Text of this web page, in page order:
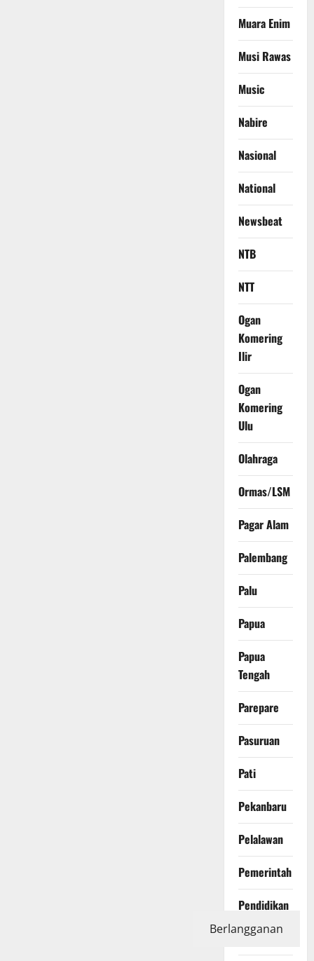
Muara Enim
Musi Rawas
Music
Nabire
Nasional
National
Newsbeat
NTB
NTT
Ogan
Komering
Ilir
Ogan
Komering
Ulu
Olahraga
Ormas/LSM
Pagar Alam
Palembang
Palu
Papua
Papua
Tengah
Parepare
Pasuruan
Pati
Pekanbaru
Pelalawan
Pemerintah
Pendidikan
Peristiwa
Berlangganan